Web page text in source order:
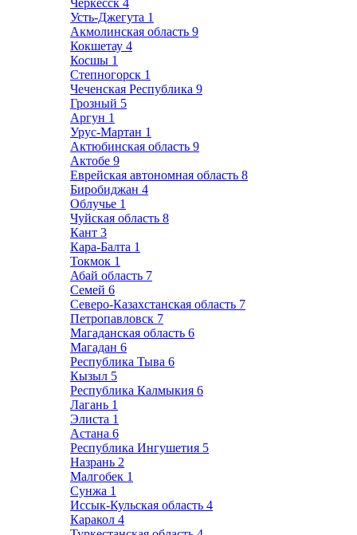
Черкесск 4
Усть-Джегута 1
Акмолинская область 9
Кокшетау 4
Косшы 1
Степногорск 1
Чеченская Республика 9
Грозный 5
Аргун 1
Урус-Мартан 1
Актюбинская область 9
Актобе 9
Еврейская автономная область 8
Биробиджан 4
Облучье 1
Чуйская область 8
Кант 3
Кара-Балта 1
Токмок 1
Абай область 7
Семей 6
Северо-Казахстанская область 7
Петропавловск 7
Магаданская область 6
Магадан 6
Республика Тыва 6
Кызыл 5
Республика Калмыкия 6
Лагань 1
Элиста 1
Астана 6
Республика Ингушетия 5
Назрань 2
Малгобек 1
Сунжа 1
Иссык-Кульская область 4
Каракол 4